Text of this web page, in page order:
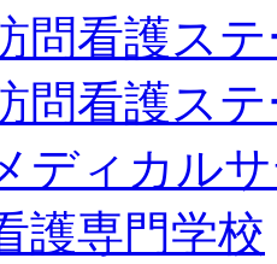
問看護ス
問看護ス
ディカル
護専門学校